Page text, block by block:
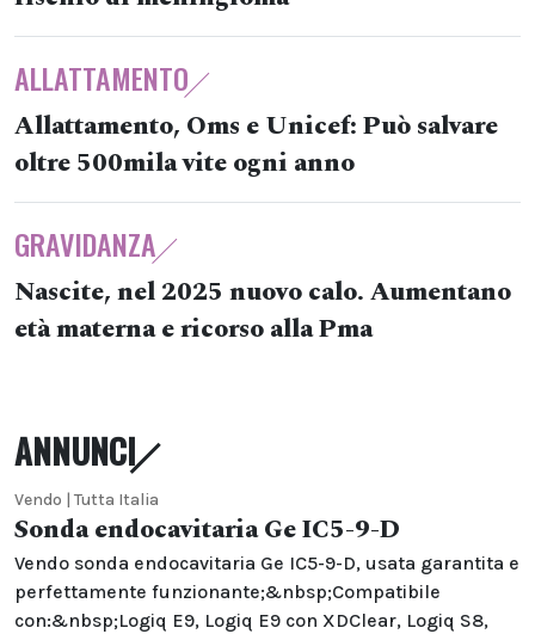
ALLATTAMENTO
Allattamento, Oms e Unicef: Può salvare
oltre 500mila vite ogni anno
GRAVIDANZA
Nascite, nel 2025 nuovo calo. Aumentano
età materna e ricorso alla Pma
ANNUNCI
Vendo | Tutta Italia
Sonda endocavitaria Ge IC5-9-D
Vendo sonda endocavitaria Ge IC5-9-D, usata garantita e
perfettamente funzionante;&nbsp;Compatibile
con:&nbsp;Logiq E9, Logiq E9 con XDClear, Logiq S8,